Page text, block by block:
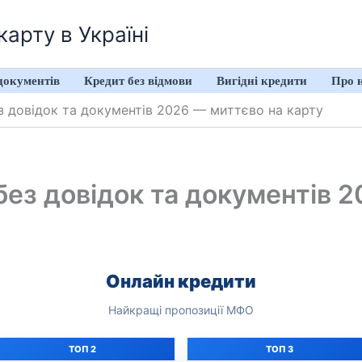
в Україні
Кредит без відмови Вигідні кредити Про
довідок та документів 2026 — миттєво на карту
довідок та документів
Онлайн кредити
Найкращі пропозиції МФО
ТОП 2 ТОП 3